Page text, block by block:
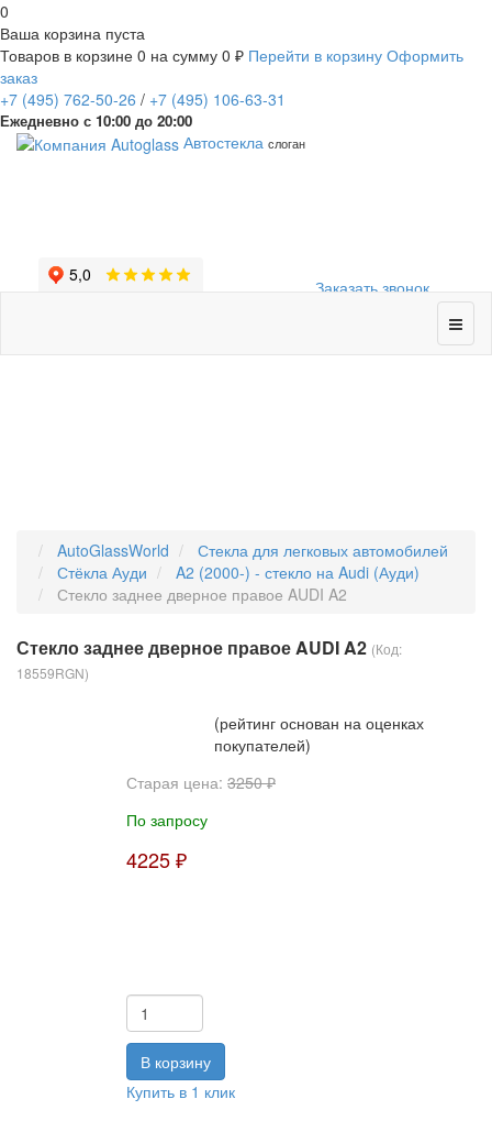
0
Ваша корзина пуста
Товаров в корзине 0 на сумму 0 ₽ Перейти в корзину Оформить
заказ
+7 (495) 762-50-26 / +7 (495) 106-63-31
Ежедневно с 10:00 до 20:00
Заказать звонок
Автостекла слоган
AutoGlassWorld
Стекла для легковых автомобилей
Стёкла Ауди
A2 (2000-) - стекло на Audi (Ауди)
Стекло заднее дверное правое AUDI A2
Стекло заднее дверное правое AUDI A2 (Код:
18559RGN)
(рейтинг основан на оценках
покупателей)
Старая цена: 3250 ₽
По запросу
4225 ₽
Купить в 1 клик